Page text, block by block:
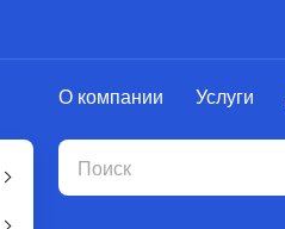
О компании Услуги